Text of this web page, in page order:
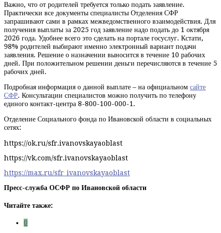
Важно, что от родителей требуется только подать заявление.
Практически все документы специалисты Отделения СФР
запрашивают сами в рамках межведомственного взаимодействия. Для
получения выплаты за 2025 год заявление надо подать до 1 октября
2026 года. Удобнее всего это сделать на портале госуслуг. Кстати,
98% родителей выбирают именно электронный вариант подачи
заявления. Решение о назначении выносится в течение 10 рабочих
дней. При положительном решении деньги перечисляются в течение 5
рабочих дней.
Подробная информация о данной выплате – на официальном сайте
СФР. Консультации специалистов можно получить по телефону
единого контакт-центра 8-800-100-000-1.
Отделение Социального фонда по Ивановской области в социальных
сетях:
https://ok.ru/sfr.ivanovskayaoblast
https://vk.com/sfr.ivanovskayaoblast
https://max.ru/sfr_ivanovskayaoblast
Пресс-служба ОСФР по Ивановской области
Читайте также:
0